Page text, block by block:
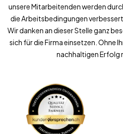
unsere Mitarbeitenden werden
die Arbeitsbedingungen
Wir danken an dieser Stelle ganz
sich für die Firma einsetzen. Ohne
nachhaltigen Erfolg